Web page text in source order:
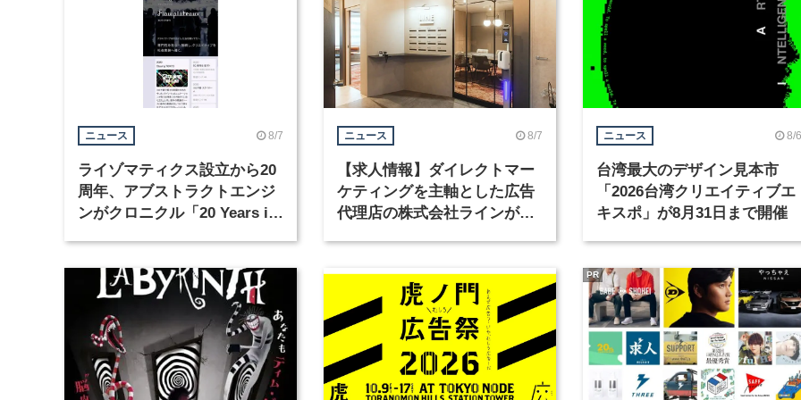
ニュース 8/7
ライゾマティクス設立から20
周年、アブストラクトエンジ
ンがクロニクル「20 Years in
ニュース 8/7
【求人情報】ダイレクトマー
ケティングを主軸とした広告
代理店の株式会社ラインが、
ニュース 8/6
台湾最大のデザイン見本市
「2026台湾クリエイティブエ
キスポ」が8月31日まで開催
PR